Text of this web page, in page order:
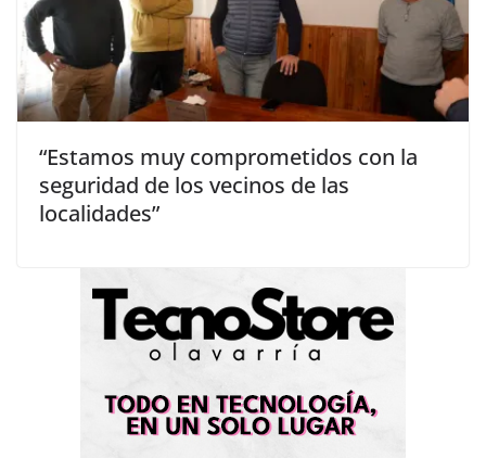
“Estamos muy comprometidos con la
seguridad de los vecinos de las
localidades”